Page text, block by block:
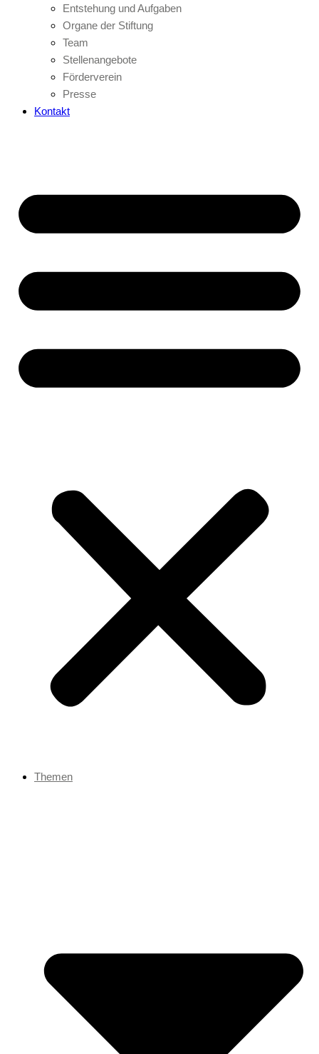
Entstehung und Aufgaben
Organe der Stiftung
Team
Stellenangebote
Förderverein
Presse
Kontakt
Themen